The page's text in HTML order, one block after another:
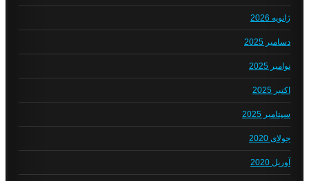
ژانویه 2026
دسامبر 2025
نوامبر 2025
اکتبر 2025
سپتامبر 2025
جولای 2020
آوریل 2020